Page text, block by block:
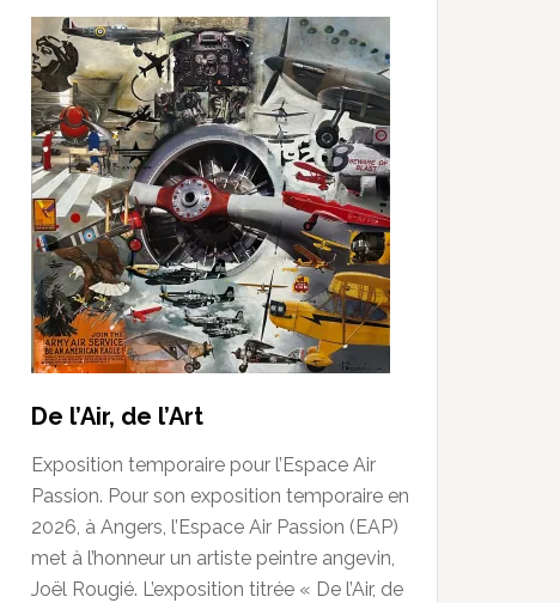
De l’Air, de l’Art
Exposition temporaire pour l’Espace Air
Passion. Pour son exposition temporaire en
2026, à Angers, l’Espace Air Passion (EAP)
met à l’honneur un artiste peintre angevin,
Joël Rougié. L’exposition titrée « De l’Air, de